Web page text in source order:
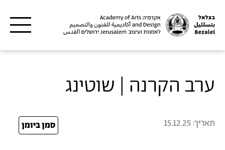
ערב הקרנה | שוטינג
תאריך: 15.12.25 סמן ביומן